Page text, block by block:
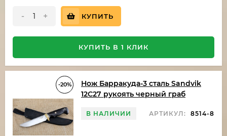
- + КУПИТЬ
КУПИТЬ В 1 КЛИК
-20%
Нож Барракуда-3 сталь Sandvik
12C27 рукоять черный граб
В НАЛИЧИИ АРТИКУЛ: 8514-8